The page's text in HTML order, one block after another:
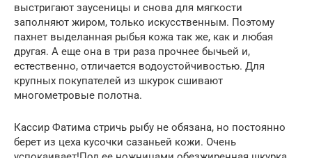
выстригают заусеницы и снова для мягкости
заполняют жиром, только искусственным. Поэтому
пахнет выделанная рыбья кожа так же, как и любая
другая. А еще она в три раза прочнее бычьей и,
естественно, отличается водоустойчивостью. Для
крупных покупателей из шкурок сшивают
многометровые полотна.
Кассир Фатима стричь рыбу не обязана, но постоянно
берет из цеха кусочки сазаньей кожи. Очень